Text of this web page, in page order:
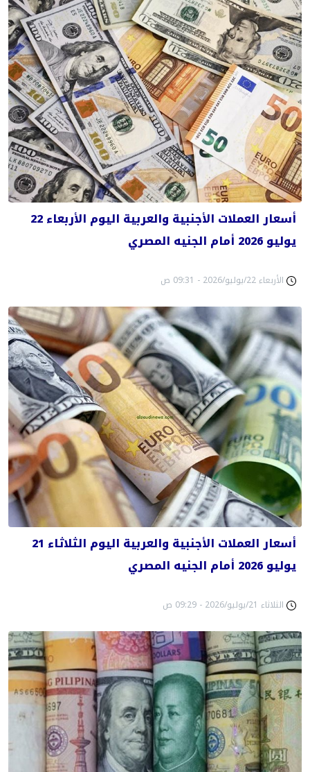
أسعار العملات الأجنبية والعربية اليوم الأربعاء 22
يوليو 2026 أمام الجنيه المصري
الأربعاء 22/يوليو/2026 - 09:31 ص
أسعار العملات الأجنبية والعربية اليوم الثلاثاء 21
يوليو 2026 أمام الجنيه المصري
الثلاثاء 21/يوليو/2026 - 09:29 ص